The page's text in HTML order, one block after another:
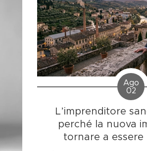
Ago
02
L’imprenditore
perché la nuova
tornare a essere